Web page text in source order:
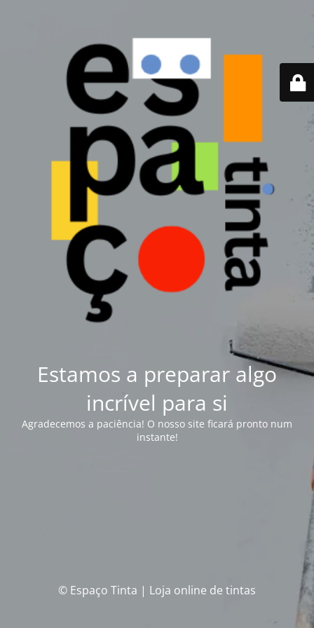
Estamos a preparar algo
incrível para si
Agradecemos a paciência! O nosso site ficará pronto num
instante!
© Espaço Tinta | Loja online de tintas